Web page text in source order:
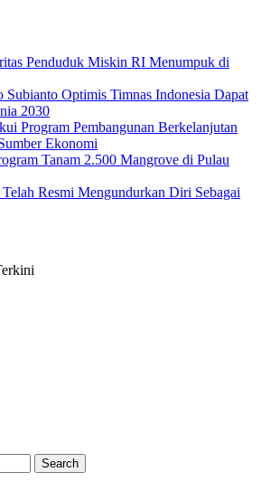
Penduduk Miskin RI Menumpuk di
Subianto Optimis Timnas Indonesia Dapat
2030
Program Pembangunan Berkelanjutan
Ekonomi
Tanam 2.500 Mangrove di Pulau
Resmi Mengundurkan Diri Sebagai